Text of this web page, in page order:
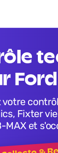
Ford
Fixter
MAX et